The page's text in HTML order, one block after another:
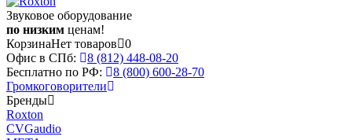
Звуковое оборудование
по низким ценам!
КорзинаНет товаров
0
Офис в СПб:
8 (812) 448-08-20
Бесплатно по РФ:
8 (800) 600-28-70
Громкоговорители
Бренды
Roxton
CVGaudio